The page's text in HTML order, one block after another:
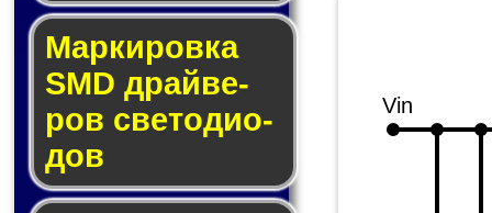
Маркировка
SMD драй­ве­
ров све­то­ди­о­
дов
Vin